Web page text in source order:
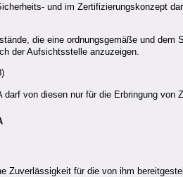
und im Zertifizierungskonzept
die eine ordnungsgemäße und
der Aufsichtsstelle anzuzeigen.
darf von diesen nur für die Erbringung von
Zuverlässigkeit für die von ihm